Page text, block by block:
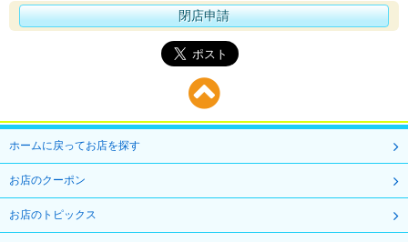
閉店申請
ホームに戻ってお店を探す
お店のクーポン
お店のトピックス